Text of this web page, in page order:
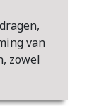
van
zowel